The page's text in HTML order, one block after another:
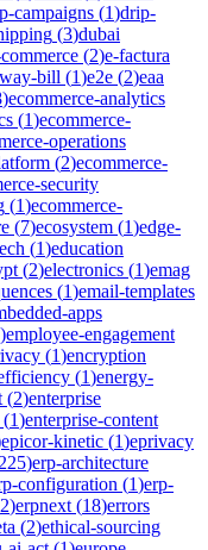
campaigns (1)drip-
(3)dubai
(2)e-factura
bill (1)e2e (2)eaa
)ecommerce-analytics
(1)ecommerce-
operations
(2)ecommerce-
security
(1)ecommerce-
(7)ecosystem (1)edge-
(1)education
(2)electronics (1)emag
(1)email-templates
apps
)employee-engagement
(1)encryption
(1)energy-
(2)enterprise
(1)enterprise-content
epicor-kinetic (1)eprivacy
225)erp-architecture
configuration (1)erp-
2)erpnext (18)errors
(2)ethical-sourcing